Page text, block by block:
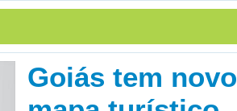
Goiás tem novo